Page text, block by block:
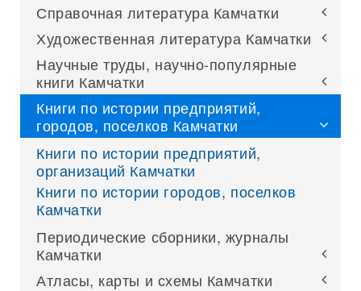
Справочная литература Камчатки
Художественная литература Камчатки
Научные труды, научно-популярные
книги Камчатки
Книги по истории предприятий,
городов, поселков Камчатки
Книги по истории предприятий,
организаций Камчатки
Книги по истории городов, поселков
Камчатки
Периодические сборники, журналы
Камчатки
Атласы, карты и схемы Камчатки